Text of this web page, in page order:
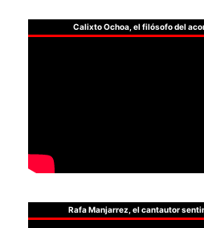
Calixto Ochoa, el filósofo del
Rafa Manjarrez, el cantautor